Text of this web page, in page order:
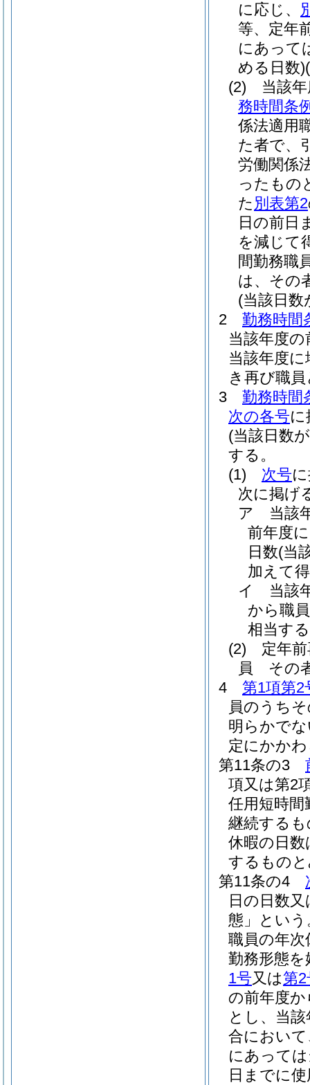
に応じ、
等、定年
にあって
める日数)
(2)
当該
務時間条
係法適用
た者で、
労働関係
ったもの
た 別表第2
日の前日
を減じて
間勤務職
は、その
(当該日
2
勤務時間
当該年度
当該年度
き再び職
3
勤務時間
次の各号に
(当該日数
する。
(1)
次号
次に掲げ
ア
当該
前年度
日数(当
加えて
イ
当該
から職
相当す
(2)
定年
員 その
4
第1項第2
員のうち
明らかで
定にかか
第11条の3
項又は第2
任用短時間
継続する
休暇の日
するもの
第11条の4
日の日数
態」という
職員の年
勤務形態
1号又は第2
の前年度
とし、当
合におい
にあって
日までに